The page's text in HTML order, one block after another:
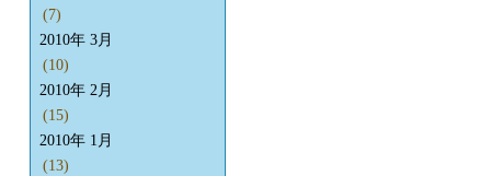
(7)
2010年 3月
(10)
2010年 2月
(15)
2010年 1月
(13)